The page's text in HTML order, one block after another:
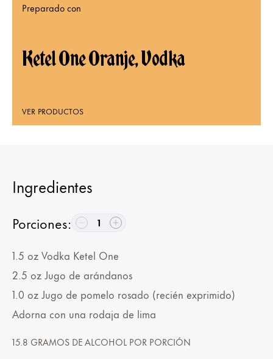
Preparado con
Ketel One Oranje, Vodka
VER PRODUCTOS
Ingredientes
Porciones: 1
1.5 ozVodka Ketel One
2.5 ozJugo de arándanos
1.0 ozJugo de pomelo rosado (recién exprimido)
Adorna con una rodaja de lima
15.8 GRAMOS DE ALCOHOL POR PORCIÓN